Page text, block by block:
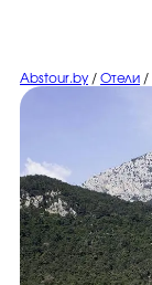
Abstour.by / Отели /